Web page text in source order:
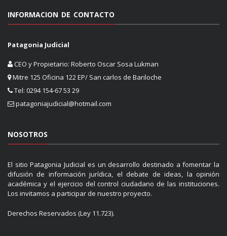
INFORMACION DE CONTACTO
Patagonia Judicial
CEO y Propietario: Roberto Oscar Sosa Lukman
Mitre 125 Oficina 122 EP/ San carlos de Bariloche
Tel: 0294 154-67 53 29
patagoniajudicial@hotmail.com
NOSOTROS
El sitio Patagonia Judicial es un desarrollo destinado a fomentar la
difusión de información jurídica, el debate de ideas, la opinión
académica y el ejercicio del control ciudadano de las instituciones.
Los invitamos a participar de nuestro proyecto.
Derechos Reservados (Ley 11.723).